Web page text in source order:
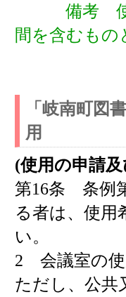
備考 使用
間を含むもの
「岐南町図
用
(使用の申請
第16条 条例
る者は、使用
い。
2 会議室の使
ただし、公共